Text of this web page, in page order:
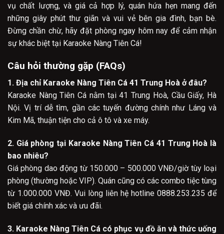
vụ chất lượng, và giá cả hợp lý, quán hứa hẹn mang đến
những giây phút thư giãn và vui vẻ bên gia đình, bạn bè.
Đừng chần chừ, hãy đặt phòng ngay hôm nay để cảm nhận
sự khác biệt tại Karaoke Nàng Tiên Cá!
Câu hỏi thường gặp (FAQs)
1. Địa chỉ Karaoke Nàng Tiên Cá 41 Trung Hoà ở đâu?
Karaoke Nàng Tiên Cá nằm tại 41 Trung Hoà, Cầu Giấy, Hà
Nội. Vị trí dễ tìm, gần các tuyến đường chính như Láng và
Kim Mã, thuận tiện cho cả ô tô và xe máy.
2. Giá phòng tại Karaoke Nàng Tiên Cá 41 Trung Hoà là
bao nhiêu?
Giá phòng dao động từ 150.000 – 500.000 VNĐ/giờ tùy loại
phòng (thường hoặc VIP). Quán cũng có các combo tiệc tùng
từ 1.000.000 VNĐ. Vui lòng liên hệ hotline 0888.253.235 để
biết giá chính xác và ưu đãi.
3. Karaoke Nàng Tiên Cá có phục vụ đồ ăn và thức uống